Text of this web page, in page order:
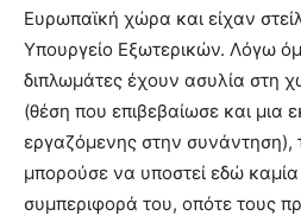
Ευρωπαϊκή χώρα και είχαν
Υπουργείο Εξωτερικών. Λόγω
διπλωμάτες έχουν ασυλία στη
(θέση που επιβεβαίωσε και μια
εργαζόμενης στην συνάντηση),
μπορούσε να υποστεί εδώ
συμπεριφορά του, οπότε τους